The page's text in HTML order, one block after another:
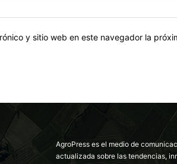
y sitio web en este navegador la
AgroPress es el medio de
actualizada sobre las tendencias,